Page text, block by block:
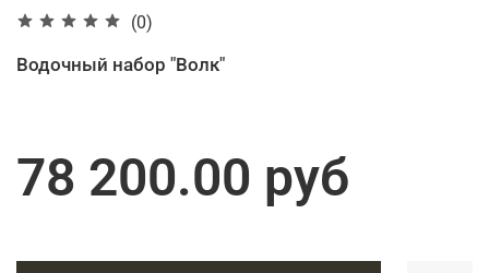
(0)
Водочный набор "Волк"
78 200.00 руб